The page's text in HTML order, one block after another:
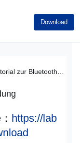
Download
https://lab